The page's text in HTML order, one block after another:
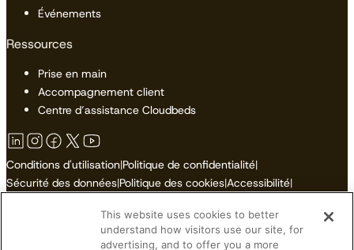
Événements
Ressources
Prise en main
Accompagnement client
Centre d’assistance Cloudbeds
Conditions d'utilisation|Politique de confidentialité|
Sécurité des données|Politique des cookies|Accessibilité|
Ne pas vendre ni partager mes informations personnelles
This website uses cookies to better
understand how visitors use our site, for
advertising, and to offer you a more